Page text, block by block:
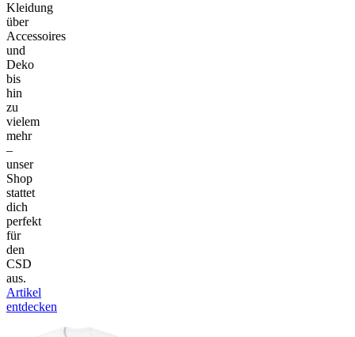
Kleidung
über
Accessoires
und
Deko
bis
hin
zu
vielem
mehr
–
unser
Shop
stattet
dich
perfekt
für
den
CSD
aus.
Artikel
entdecken